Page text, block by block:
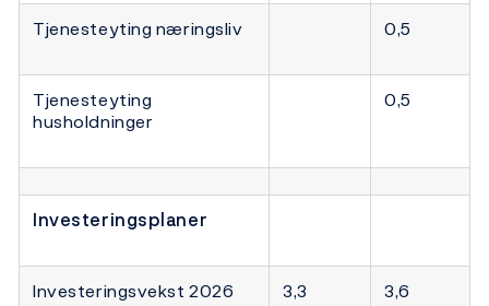
Tjenesteyting næringsliv 0,5
Tjenesteyting
husholdninger
0,5
Investeringsplaner
Investeringsvekst 2026 3,3 3,6